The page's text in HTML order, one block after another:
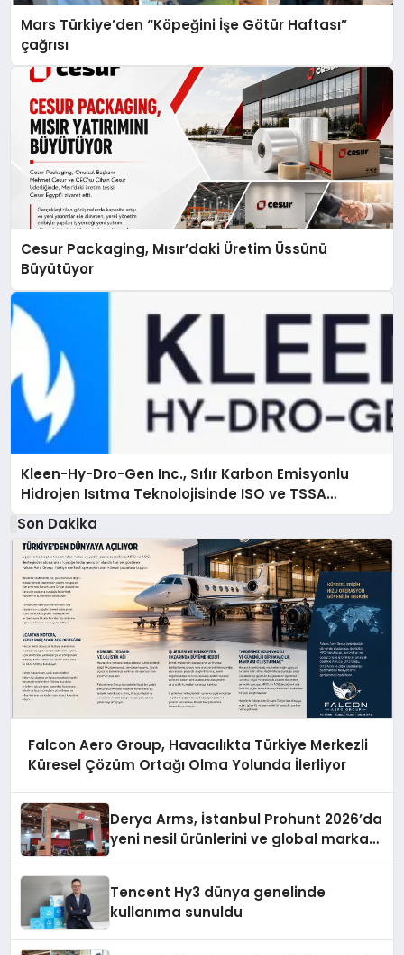
Mars Türkiye’den “Köpeğini İşe Götür Haftası”
çağrısı
Cesur Packaging, Mısır’daki Üretim Üssünü
Büyütüyor
Kleen-Hy-Dro-Gen Inc., Sıfır Karbon Emisyonlu
Hidrojen Isıtma Teknolojisinde ISO ve TSSA
Düzenleyici Onaylarını Aldı
Son Dakika
Falcon Aero Group, Havacılıkta Türkiye Merkezli
Küresel Çözüm Ortağı Olma Yolunda İlerliyor
Derya Arms, İstanbul Prohunt 2026’da
yeni nesil ürünlerini ve global marka
Tencent Hy3 dünya genelinde
kullanıma sunuldu